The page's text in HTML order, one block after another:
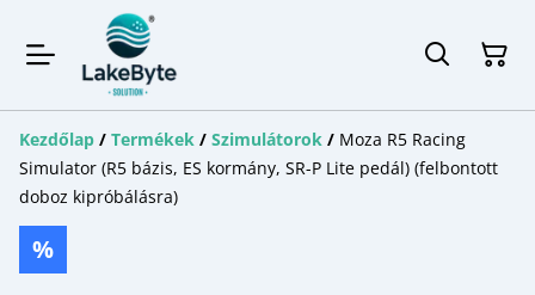
Kezdőlap / Termékek / Szimulátorok / Moza R5 Racing
Simulator (R5 bázis, ES kormány, SR-P Lite pedál) (felbontott
doboz kipróbálásra)
%